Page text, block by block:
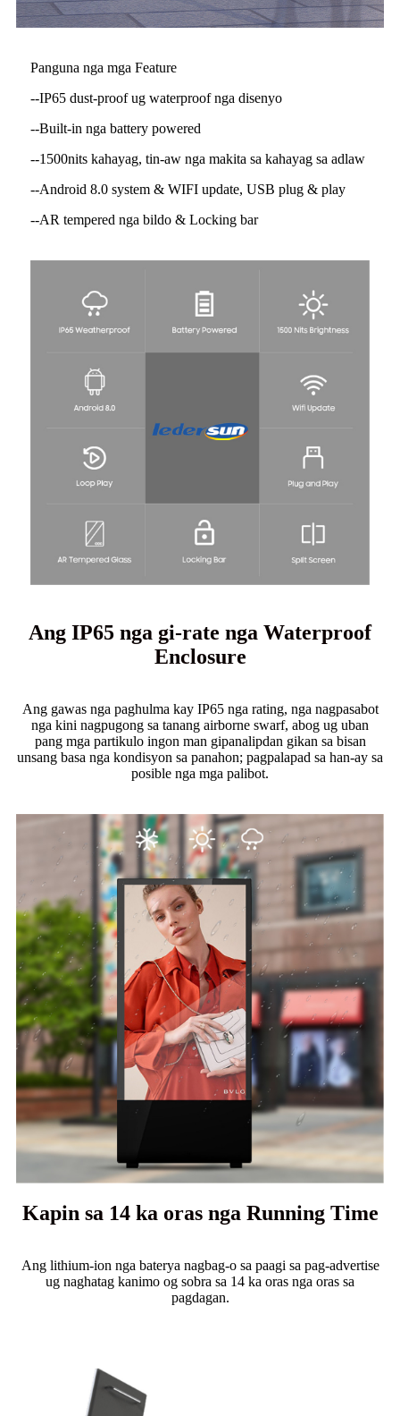
Panguna nga mga Feature
--IP65 dust-proof ug waterproof nga disenyo
--Built-in nga battery powered
--1500nits kahayag, tin-aw nga makita sa kahayag sa adlaw
--Android 8.0 system & WIFI update, USB plug & play
--AR tempered nga bildo & Locking bar
Ang IP65 nga gi-rate nga Waterproof
Enclosure
Ang gawas nga paghulma kay IP65 nga rating, nga nagpasabot
nga kini nagpugong sa tanang airborne swarf, abog ug uban
pang mga partikulo ingon man gipanalipdan gikan sa bisan
unsang basa nga kondisyon sa panahon; pagpalapad sa han-ay sa
posible nga mga palibot.
Kapin sa 14 ka oras nga Running Time
Ang lithium-ion nga baterya nagbag-o sa paagi sa pag-advertise
ug naghatag kanimo og sobra sa 14 ka oras nga oras sa
pagdagan.